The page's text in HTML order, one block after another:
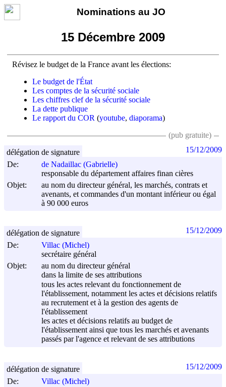
Nominations au JO
15 Décembre 2009
Révisez le budget de la France avant les élections:
Le budget de l'État
Les comptes de la sécurité sociale
Les chiffres clef de la sécurité sociale
La dette publique
Le rapport du COR (youtube, diaporama)
(pub gratuite)
De:
de Nadaillac (Gabrielle)
responsable du département affaires finan cières
Objet:
au nom du directeur général, les marchés, contrats et
avenants, et commandes d'un montant inférieur ou égal
à 90 000 euros
délégation de signature 15/12/2009
De:
Villac (Michel)
secrétaire général
Objet:
au nom du directeur général
dans la limite de ses attributions
tous les actes relevant du fonctionnement de
l'établissement, notamment les actes et décisions relatifs
au recrutement et à la gestion des agents de
l'établissement
les actes et décisions relatifs au budget de
l'établissement ainsi que tous les marchés et avenants
passés par l'agence et relevant de ses attributions
délégation de signature 15/12/2009
De:
Villac (Michel)
délégation de signature 15/12/2009